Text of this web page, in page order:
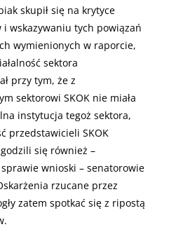
skupił się na krytyce
i wskazywaniu tych powiązań
wymienionych w raporcie,
sektora
przy tym, że z
sektorowi SKOK nie miała
instytucja tegoż sektora,
przedstawicieli SKOK
się również –
wnioski – senatorowie
rzucane przez
zatem spotkać się z ripostą